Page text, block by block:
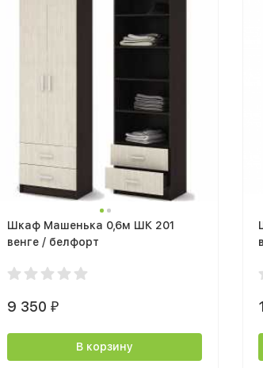
Шкаф Машенька 0,6м ШК 201
венге / белфорт
9 350₽
В корзину